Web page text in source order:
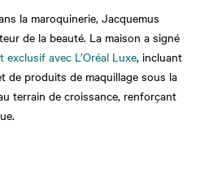
la maroquinerie, Jacquemus
de la beauté. La maison a signé
exclusif avec L’Oréal Luxe, incluant
de produits de maquillage sous la
terrain de croissance, renforçant